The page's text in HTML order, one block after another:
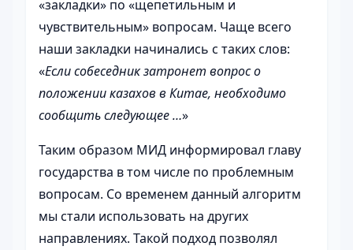
«закладки» по «щепетильным и
чувствительным» вопросам. Чаще всего
наши закладки начинались с таких слов:
«Если собеседник затронет вопрос о
положении казахов в Китае, необходимо
сообщить следующее …»
Таким образом МИД информировал главу
государства в том числе по проблемным
вопросам. Со временем данный алгоритм
мы стали использовать на других
направлениях. Такой подход позволял